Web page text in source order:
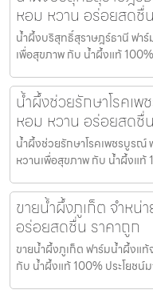
หอม หวาน อร่อยสดชื่
น้ำผึ้งบริสุทธิ์สุราษฎร์ธานี ฟา
เพื่อสุขภาพ กับ น้ำผึ้งแท้
น้ำผึ้งช่วยรักษาโรคเ
หอม หวาน อร่อยสดชื่
น้ำผึ้งช่วยรักษาโรคเพชรบูรณ์
หวานเพื่อสุขภาพ กับ น้ำผึ้งแท้
ขายน้ำผึ้งภูเก็ต จำหน่
อร่อยสดชื่น ราคาถูก
ขายน้ำผึ้งภูเก็ต ฟาร์มน้ำผึ้งแ
กับ น้ำผึ้งแท้ 100% ประโยชน์